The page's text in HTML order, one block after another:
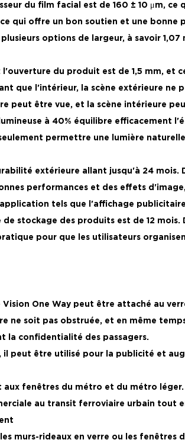
du film facial est de 160 ± 10 μm,
ce qui offre un bon soutien et une
options de largeur, à savoir
du produit est de 1,5 mm,
que l'intérieur, la scène extérieure ne
peut être vue, et la scène intérieure
à 40% équilibre efficacement
permettre une lumière
extérieure allant jusqu'à 24
performances et des effets
tels que l'affichage
de stockage des produits est de 12
pour que les utilisateurs
Vision One Way peut être attaché au
ne soit pas obstruée, et en même
la confidentialité des passagers.
il peut être utilisé pour la publicité et
aux fenêtres du métro et du métro
au transit ferroviaire urbain tout
murs-rideaux en verre ou les